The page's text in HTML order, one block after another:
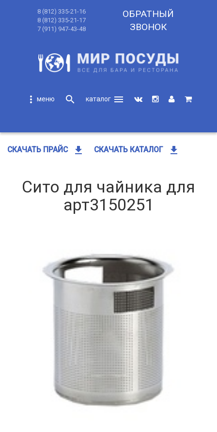
8 (812) 335-21-16
8 (812) 335-21-17
7 (911) 947-43-48
ОБРАТНЫЙ
ЗВОНОК
more_vert search
menu
СКАЧАТЬ ПРАЙС get_app СКАЧАТЬ КАТАЛОГ get_app
Сито для чайника для
арт3150251